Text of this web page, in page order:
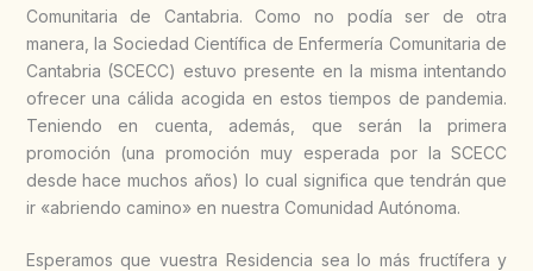
Comunitaria de Cantabria. Como no podía ser de otra
manera, la Sociedad Científica de Enfermería Comunitaria de
Cantabria (SCECC) estuvo presente en la misma intentando
ofrecer una cálida acogida en estos tiempos de pandemia.
Teniendo en cuenta, además, que serán la primera
promoción (una promoción muy esperada por la SCECC
desde hace muchos años) lo cual significa que tendrán que
ir «abriendo camino» en nuestra Comunidad Autónoma.
Esperamos que vuestra Residencia sea lo más fructífera y